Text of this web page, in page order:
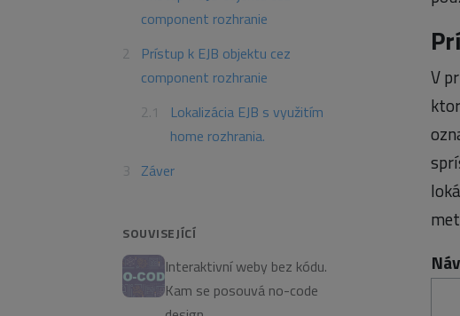
component rozhranie
Prístup k EJB objektu cez
component rozhranie
Lokalizácia EJB s využitím
home rozhrania.
Záver
SOUVISEJÍCÍ
Interaktivní weby bez kódu.
Kam se posouvá no-code
V